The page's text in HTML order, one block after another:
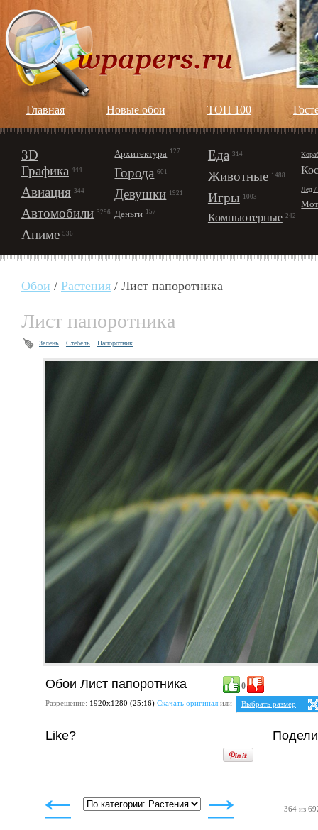
Главная Новые обои ТОП 100
3D
Графика 444
Авиация 344
Автомобили 3296
Аниме 536
Архитектура 127
Города 601
Девушки 1921
Деньги 157
Еда 314
Животные 1488
Игры 1003
Компьютерные 242
Лёд
Обои / Растения / Лист папоротника
Лист папоротника
Зелень Стебель Папоротник
Обои Лист папоротника 0
Разрешение: 1920х1280 (25:16) Скачать оригиналили
Выбрать размер
Ваше разрешение:Не
1280x1024
1400x1050
1600x1200
Like?
364 из